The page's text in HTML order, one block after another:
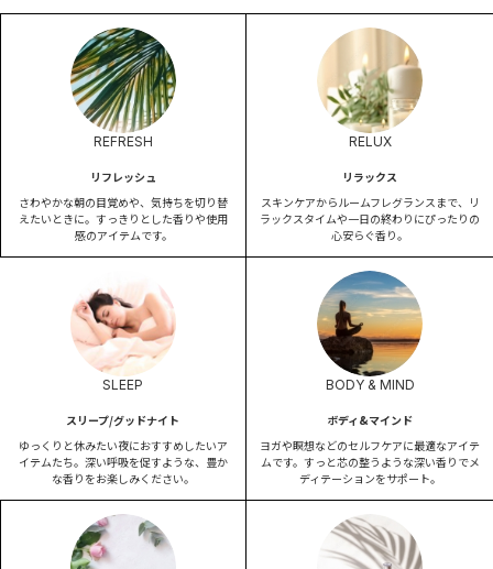
REFRESH
リフレッシュ
さわやかな朝の目覚めや、気持ちを切り替
えたいときに。すっきりとした香りや使用
感のアイテムです。
RELUX
リラックス
スキンケアからルームフレグランスまで、リ
ラックスタイムや一日の終わりにぴったりの
心安らぐ香り。
SLEEP
スリープ/グッドナイト
ゆっくりと休みたい夜におすすめしたいア
イテムたち。深い呼吸を促すような、豊か
な香りをお楽しみください。
BODY & MIND
ボディ&マインド
ヨガや瞑想などのセルフケアに最適なアイテ
ムです。すっと芯の整うような深い香りでメ
ディテーションをサポート。